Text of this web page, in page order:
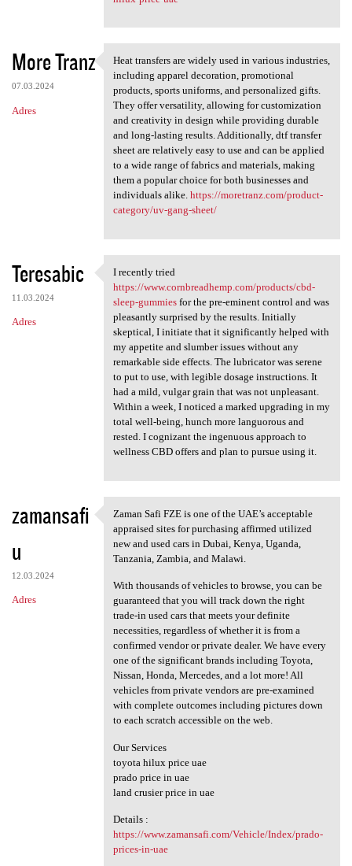
More Tranz
07.03.2024
Adres
Heat transfers are widely
Heat transfers are widely used in various industries,
including apparel decoration, promotional
products, sports uniforms, and personalized gifts.
They offer versatility, allowing for customization
and creativity in design while providing durable
and long-lasting results. Additionally, dtf transfer
sheet are relatively easy to use and can be applied
to a wide range of fabrics and materials, making
them a popular choice for both businesses and
individuals alike. https://moretranz.com/product-
category/uv-gang-sheet/
Teresabic
11.03.2024
Adres
I recently tried https://www
I recently tried
https://www.cornbreadhemp.com/products/cbd-
sleep-gummiesfor the pre-eminent control and was
pleasantly surprised by the results. Initially
skeptical, I initiate that it significantly helped with
my appetite and slumber issues without any
remarkable side effects. The lubricator was serene
to put to use, with legible dosage instructions. It
had a mild, vulgar grain that was not unpleasant.
Within a week, I noticed a marked upgrading in my
total well-being, hunch more languorous and
rested. I cognizant the ingenuous approach to
wellness CBD offers and plan to pursue using it.
zamansafi
u
12.03.2024
Adres
Zaman Safi FZE is one of the
Zaman Safi FZE is one of the UAE’s acceptable
appraised sites for purchasing affirmed utilized
new and used cars in Dubai, Kenya, Uganda,
Tanzania, Zambia, and Malawi.
With thousands of vehicles to browse, you can be
guaranteed that you will track down the right
trade-in used cars that meets your definite
necessities, regardless of whether it is from a
confirmed vendor or private dealer. We have every
one of the significant brands including Toyota,
Nissan, Honda, Mercedes, and a lot more! All
vehicles from private vendors are pre-examined
with complete outcomes including pictures down
to each scratch accessible on the web.
Our Services
toyota hilux price uae
prado price in uae
land crusier price in uae
Details :
https://www.zamansafi.com/Vehicle/Index/prado-
prices-in-uae